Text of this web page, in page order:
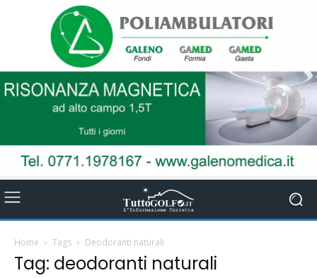
Home Tags Deodoranti naturali
Tag: deodoranti naturali